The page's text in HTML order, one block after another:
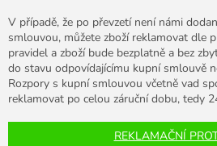
V případě, že po převzetí není námi
smlouvou, můžete zboží reklamovat dle
pravidel a zboží bude bezplatně a bez
do stavu odpovídajícímu kupní smlouvě
Rozpory s kupní smlouvou včetně vad
reklamovat po celou záruční dobu, tedy
REKLAMAČNÍ